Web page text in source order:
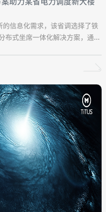
助力某省电力调度新大楼
信息化需求，该省调选择了铁
式坐席一体化解决方案，通...